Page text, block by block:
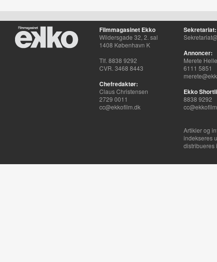
Filmmagasinet Ekko
Wildersgade 32, 2. sal
1408 København K
Tlf. 8838 9292
CVR. 3468 8443
Chefredaktør:
Claus Christensen
2729 0011
cc@ekkofilm.dk
Sekretariat:
Annoncer:
Merete
6111 5851
Ekko
8838 9292
Artikler og
indekseres
distribueres